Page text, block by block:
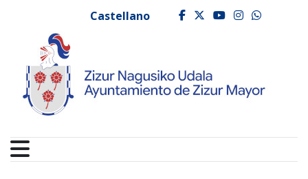
Ayuntamiento de
Castellano facebook
twitter
youtube